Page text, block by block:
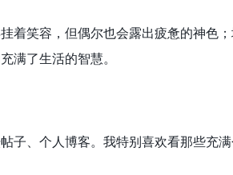
着笑容，但偶尔也会露出疲惫的神色
满了生活的智慧。
子、个人博客。我特别喜欢看那些充